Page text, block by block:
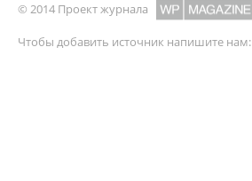
© 2014 Проект журнала
Чтобы добавить источник напишите нам: